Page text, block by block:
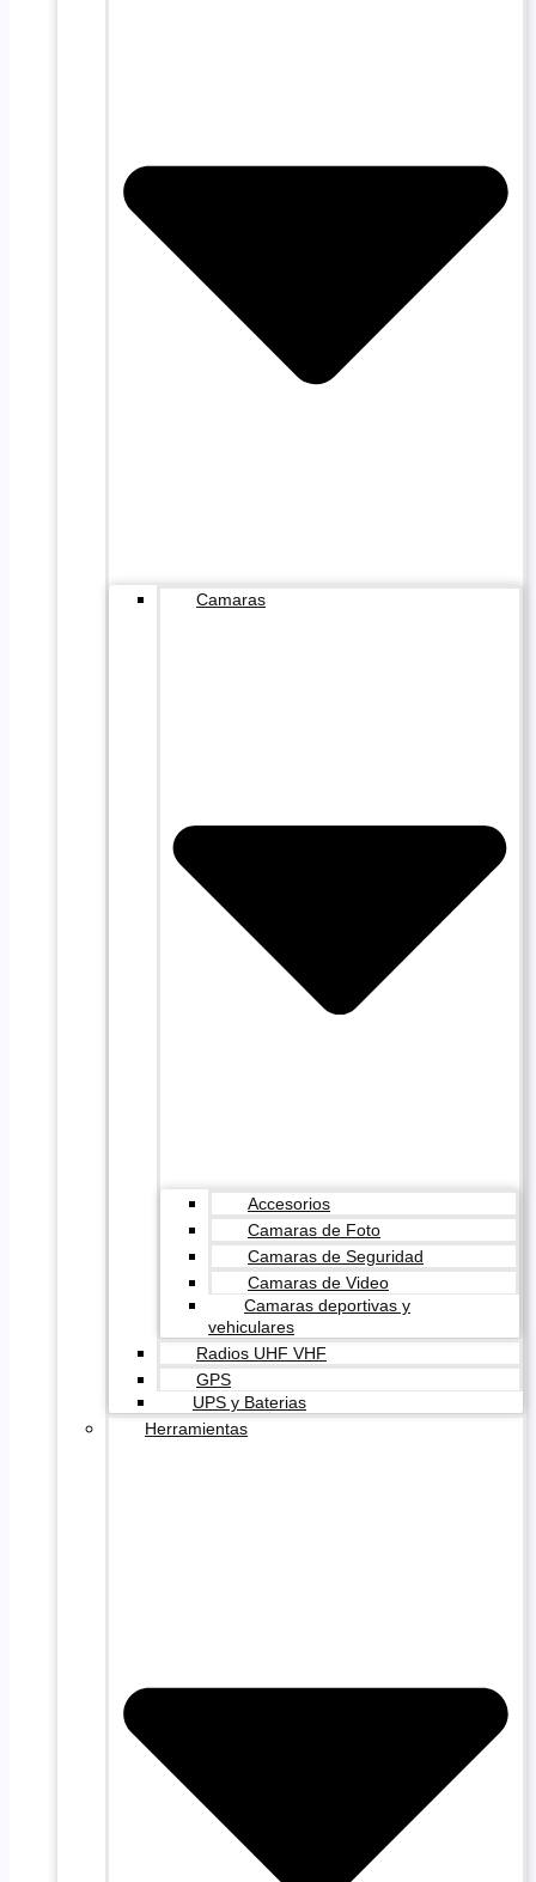
Camaras
Accesorios
Camaras de Foto
Camaras de Seguridad
Camaras de Video
Camaras deportivas y
vehiculares
Radios UHF VHF
GPS
UPS y Baterias
Herramientas